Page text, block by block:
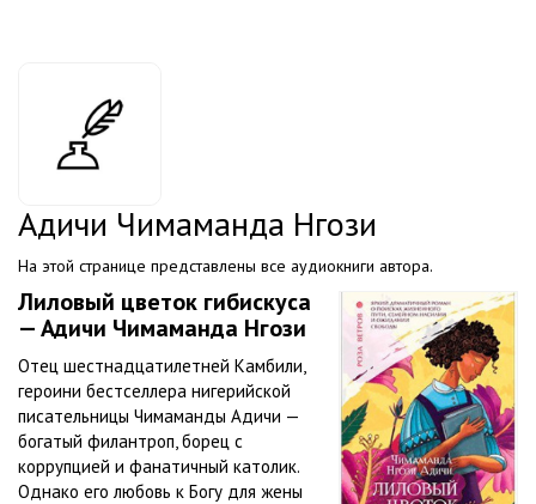
Адичи Чимаманда Нгози
На этой странице представлены все аудиокниги автора.
Лиловый цветок гибискуса
— Адичи Чимаманда Нгози
Отец шестнадцатилетней Камбили,
героини бестселлера нигерийской
писательницы Чимаманды Адичи —
богатый филантроп, борец с
коррупцией и фанатичный католик.
Однако его любовь к Богу для жены